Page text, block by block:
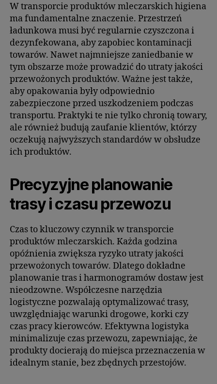
W transporcie produktów mleczarskich higiena
ma fundamentalne znaczenie. Przestrzeń
ładunkowa musi być regularnie czyszczona i
dezynfekowana, aby zapobiec kontaminacji
towarów. Nawet najmniejsze zaniedbanie w
tym obszarze może prowadzić do utraty jakości
przewożonych produktów. Ważne jest także,
aby opakowania były odpowiednio
zabezpieczone przed uszkodzeniem podczas
transportu. Praktyki te nie tylko chronią towary,
ale również budują zaufanie klientów, którzy
oczekują najwyższych standardów w obsłudze
ich produktów.
Precyzyjne planowanie
trasy i czasu przewozu
Czas to kluczowy czynnik w transporcie
produktów mleczarskich. Każda godzina
opóźnienia zwiększa ryzyko utraty jakości
przewożonych towarów. Dlatego dokładne
planowanie tras i harmonogramów dostaw jest
nieodzowne. Współczesne narzędzia
logistyczne pozwalają optymalizować trasy,
uwzględniając warunki drogowe, korki czy
czas pracy kierowców. Efektywna logistyka
minimalizuje czas przewozu, zapewniając, że
produkty docierają do miejsca przeznaczenia w
idealnym stanie, bez zbędnych przestojów.